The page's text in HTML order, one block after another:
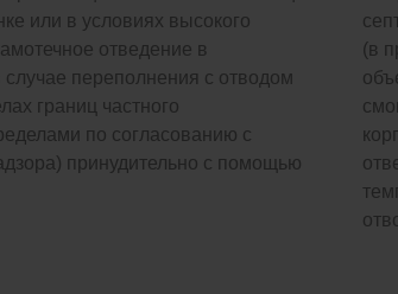
или в условиях высокого
отведение в
переполнения с отводом
границ частного
по согласованию с
принудительно с помощью
(в